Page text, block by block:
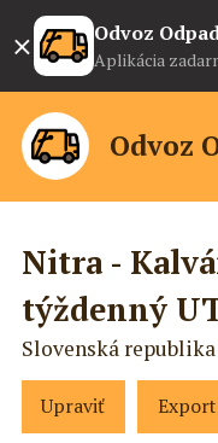
× Odvoz
Aplikácia
Odvoz
Nitra -
týždenný
Slovenská republika
Upraviť